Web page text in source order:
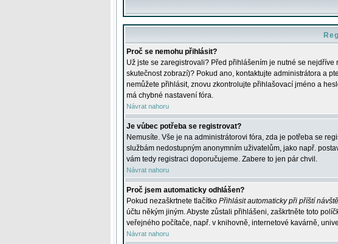
Proč se nemohu přihlásit?
Už jste se zaregistrovali? Před přihlášením je nutné se
skutečnost zobrazí)? Pokud ano, kontaktujte administrátora a
nemůžete přihlásit, znovu zkontrolujte přihlašovací jméno a
má chybné nastavení fóra.
Návrat nahoru
Je vůbec potřeba se registrovat?
Nemusíte. Vše je na administrátorovi fóra, zda je potřeba se
službám nedostupným anonymním uživatelům, jako např.
vám tedy registraci doporučujeme. Zabere to jen pár chvil.
Návrat nahoru
Proč jsem automaticky odhlášen?
Pokud nezaškrtnete tlačítko Přihlásit automaticky při příští
účtu někým jiným. Abyste zůstali přihlášeni, zaškrtněte toto
veřejného počítače, např. v knihovně, internetové kavárně,
Návrat nahoru